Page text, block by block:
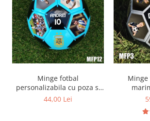
Minge fotbal
personalizabila cu poza si
text MFN12
44,00 Lei
Minge